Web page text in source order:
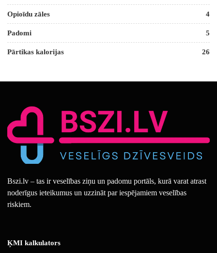
Opioīdu zāles 4
Padomi 5
Pārtikas kalorijas 26
Bszi.lv – tas ir veselības ziņu un padomu portāls, kurā varat atrast
noderīgus ieteikumus un uzzināt par iespējamiem veselības
riskiem.
ĶMI kalkulators